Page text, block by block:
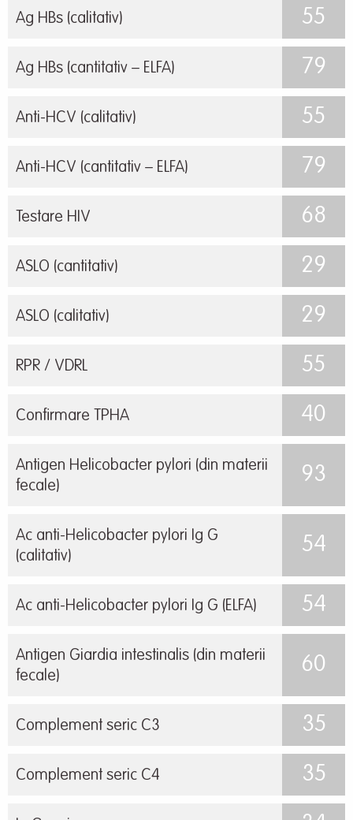
Ag HBs (calitativ) 55
Ag HBs (cantitativ – ELFA) 79
Anti-HCV (calitativ) 55
Anti-HCV (cantitativ – ELFA) 79
Testare HIV 68
ASLO (cantitativ) 29
ASLO (calitativ) 29
RPR / VDRL 55
Confirmare TPHA 40
Antigen Helicobacter pylori (din materii
fecale)
93
Ac anti-Helicobacter pylori Ig G
(calitativ)
54
Ac anti-Helicobacter pylori Ig G (ELFA) 54
Antigen Giardia intestinalis (din materii
fecale)
60
Complement seric C3 35
Complement seric C4 35